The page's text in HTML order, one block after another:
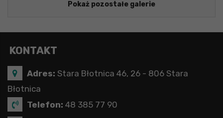
Pokaż pozostałe galerie
KONTAKT
Adres: Stara Błotnica 46, 26 - 806 Stara
Błotnica
Telefon: 48 385 77 90